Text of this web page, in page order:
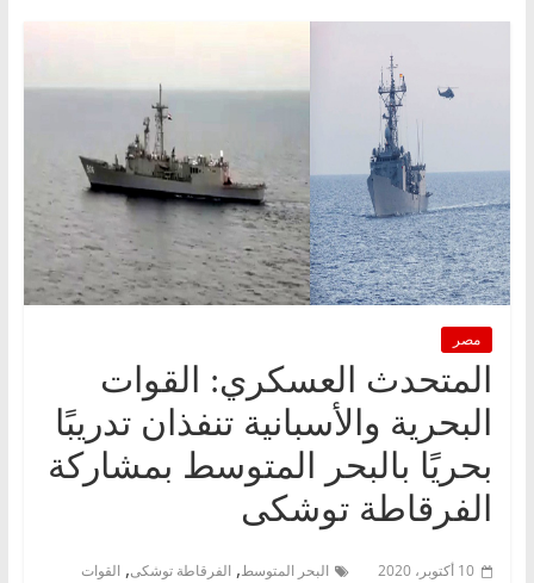
مصر
المتحدث العسكري: القوات
البحرية والأسبانية تنفذان تدريبًا
بحريًا بالبحر المتوسط بمشاركة
الفرقاطة توشكى
10 أكتوبر، 2020 البحر المتوسط, الفرقاطة توشكى, القوات